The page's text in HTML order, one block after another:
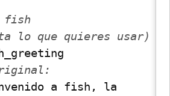
fish
lo que quieres usar)
a fish, la